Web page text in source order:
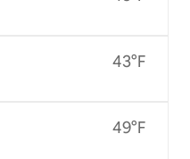
43°F
49°F